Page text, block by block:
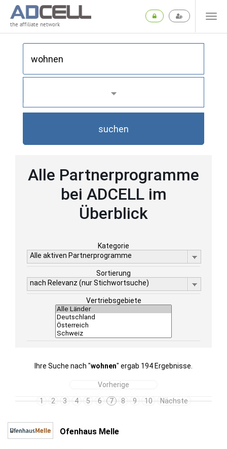
the affiliate network
suchen
Alle Partnerprogramme
bei ADCELL im
Überblick
Kategorie
Alle aktiven Partnerprogramme
Sortierung
nach Relevanz (nur Stichwortsuche)
Vertriebsgebiete
Ihre Suche nach "wohnen" ergab 194 Ergebnisse.
Vorherige
1
2 3 4 5 6 7 8 9 10 Nächste
Ofenhaus Melle